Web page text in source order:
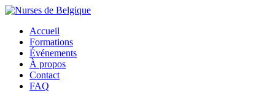
Accueil
Formations
Événements
À propos
Contact
FAQ